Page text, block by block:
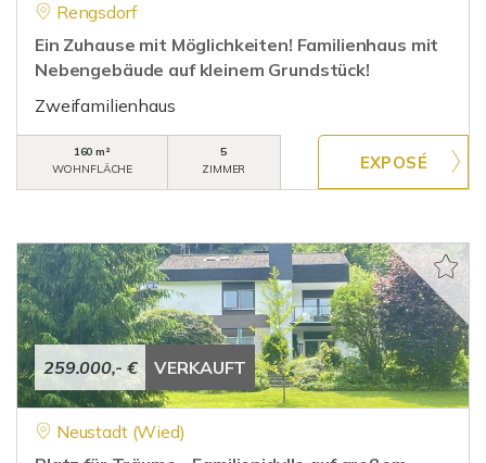
Rengsdorf
Ein Zuhause mit Möglichkeiten! Familienhaus mit
Nebengebäude auf kleinem Grundstück!
Zweifamilienhaus
160 m²
WOHNFLÄCHE
5
ZIMMER
259.000,- € VERKAUFT
Neustadt (Wied)